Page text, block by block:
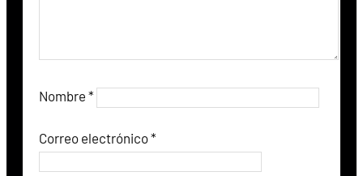
Nombre *
Correo electrónico*